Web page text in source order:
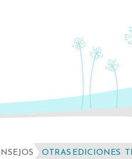
OTRAS EDICIONES